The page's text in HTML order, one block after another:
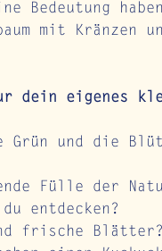
Bedeutung
mit Kränzen
dein eigenes
Grün und die
Fülle der
entdecken?
frische